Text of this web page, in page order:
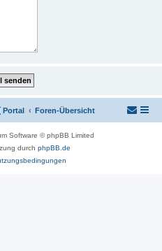
Portal Foren-Übersicht
Software © phpBB Limited
durch phpBB.de